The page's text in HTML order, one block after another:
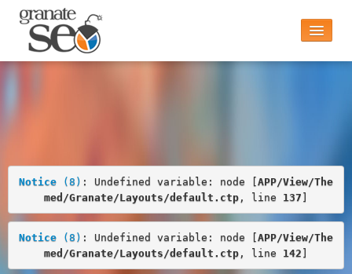
Notice (8): Undefined variable: node [
d/Granate/Layouts/default.ctp
Funkcjonalności
Notice (8) : Undefined variable: node [APP/View/The
med/Granate/Layouts/default.ctp , line 137 ]
Notice (8) : Undefined variable: node [APP/View/The
med/Granate/Layouts/default.ctp , line 142 ]